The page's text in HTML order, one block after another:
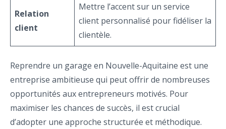
Relation
client
Mettre l’accent sur un service
client personnalisé pour fidéliser la
clientèle.
Reprendre un garage en Nouvelle-Aquitaine est une
entreprise ambitieuse qui peut offrir de nombreuses
opportunités aux entrepreneurs motivés. Pour
maximiser les chances de succès, il est crucial
d’adopter une approche structurée et méthodique.